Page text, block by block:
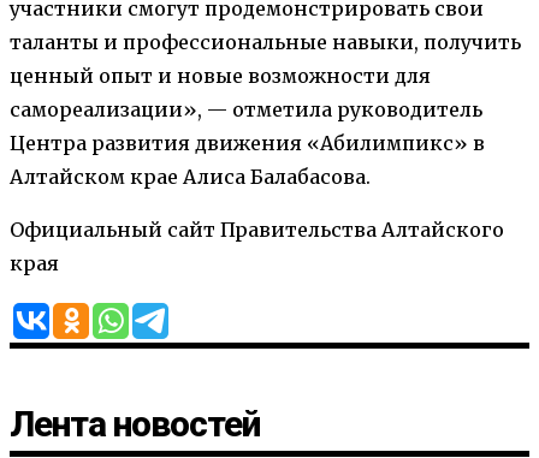
участники смогут продемонстрировать свои
таланты и профессиональные навыки, получить
ценный опыт и новые возможности для
самореализации», — отметила руководитель
Центра развития движения «Абилимпикс» в
Алтайском крае Алиса Балабасова.
Официальный сайт Правительства Алтайского
края
Лента новостей